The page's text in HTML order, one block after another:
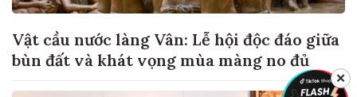
Vật cầu nước làng Vân: Lễ hội độc đáo giữa
bùn đất và khát vọng mùa màng no đủ
✕